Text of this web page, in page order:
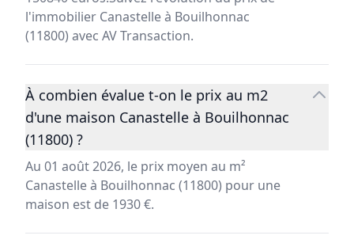
l'immobilier Canastelle à Bouilhonnac
(11800) avec AV Transaction.
À combien évalue t-on le prix au m2
d'une maison Canastelle à Bouilhonnac
(11800) ?
Au 01 août 2026, le prix moyen au m²
Canastelle à Bouilhonnac (11800) pour une
maison est de 1930 €.